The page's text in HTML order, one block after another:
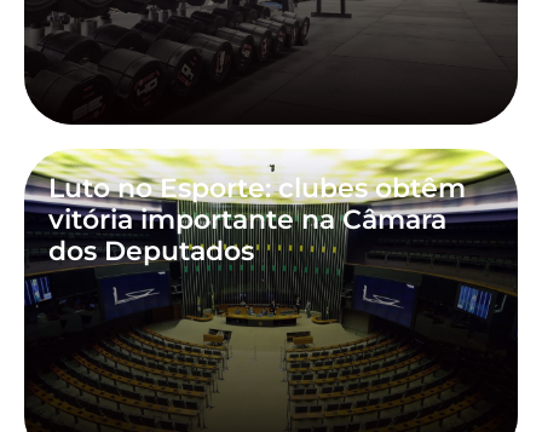
Luto no Esporte: clubes obtêm
vitória importante na Câmara
dos Deputados